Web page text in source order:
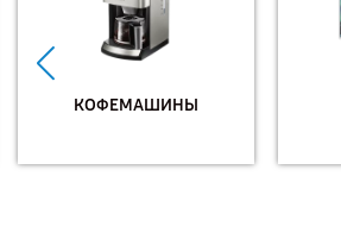
КОФЕМАШИНЫ